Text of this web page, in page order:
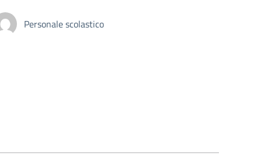
Personale scolastico